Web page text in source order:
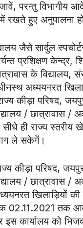
परन्तु विभागीय
में रखते हुए अनुपालना
जैसे सार्दुल
प्रशिक्षण केन्द्र,
के विद्यालय,
अध्ययनरत
कीड़ा परिषद, जयपुर
/ छात्रावास /
सीधे ही राज्य स्तरीय
ले सकेगें।
कीड़ा परिषद, जयपुर
/ छात्रावास /
खिलाड़ियों
02.11.2021 तक
कार्यालय को